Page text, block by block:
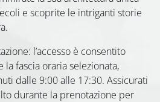
e scoprite le intriganti storie
l’accesso è consentito
fascia oraria selezionata,
dalle 9:00 alle 17:30. Assicurati
durante la prenotazione per